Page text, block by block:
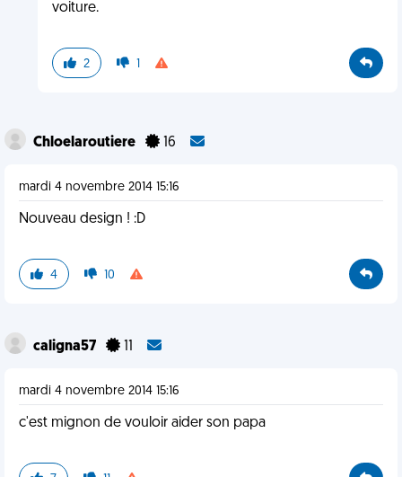
voiture.
2 1
Chloelaroutiere 16
mardi 4 novembre 2014 15:16
Nouveau design ! :D
4 10
caligna57
mardi 4 novembre 2014 15:16
c'est mignon de vouloir aider son papa